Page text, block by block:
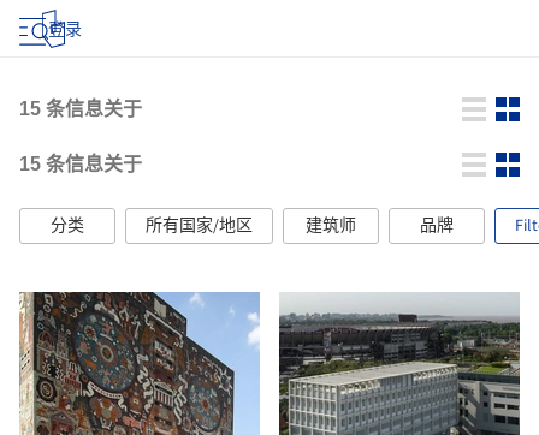
登录
15 条信息关于
15 条信息关于
分类 所有国家/地区 建筑师 品牌